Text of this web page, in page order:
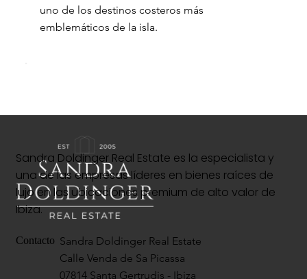
uno de los destinos costeros más
emblemáticos de la isla.
Sandra Doldinger Real Estate es la especialista y
una de las empresas líderes en bienes raíces de
lujo en las ubicaciones premium de alto valor de
Ibiza.
Contacto Sandra Doldinger Real Estate
Calle Venda de Sa Picassa
07814 Santa Gertrudis - Ibiza